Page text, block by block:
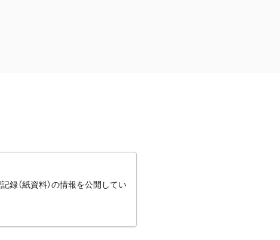
録（紙資料）の情報を公開してい